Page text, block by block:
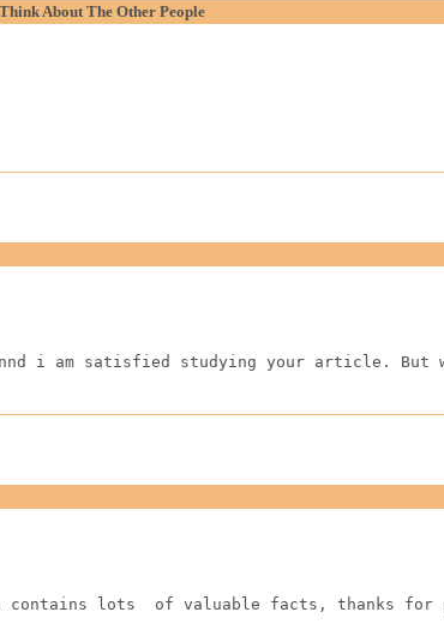
About The Other People
i am satisfied studying your article. But
contains lots  of valuable facts, thanks for